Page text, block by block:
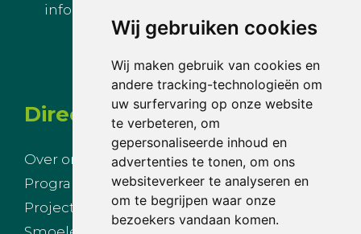
Wij gebruiken cookies
Wij maken gebruik van cookies en
andere tracking-technologieën om
uw surfervaring op onze website
te verbeteren, om
gepersonaliseerde inhoud en
advertenties te tonen, om ons
websiteverkeer te analyseren en
om te begrijpen waar onze
bezoekers vandaan komen.
info@arbeidsmarktregioachterhoek.nl
Direct naar
Over ons
Programmalijnen
Projecten
Nieuws
Agenda
Inloggen